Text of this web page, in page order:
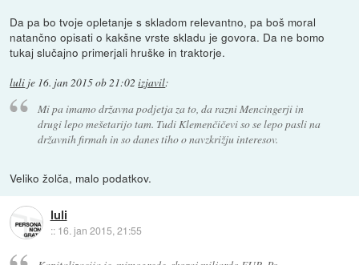
Da pa bo tvoje opletanje s skladom relevantno, pa boš moral
natančno opisati o kakšne vrste skladu je govora. Da ne bomo
tukaj slučajno primerjali hruške in traktorje.
luli je 16. jan 2015 ob 21:02 izjavil:
Mi pa imamo državna podjetja za to, da razni Mencingerji in
drugi lepo mešetarijo tam. Tudi Klemenčičevi so se lepo pasli na
državnih firmah in so danes tiho o navzkrižju interesov.
Veliko žolča, malo podatkov.
luli
:: 16. jan 2015, 21:55